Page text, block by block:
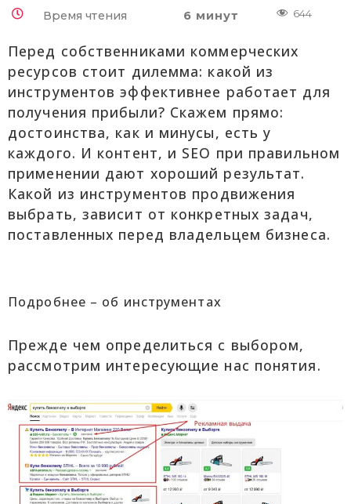
Время чтения 6 минут 644
Перед собственниками коммерческих
ресурсов стоит дилемма: какой из
инструментов эффективнее работает для
получения прибыли? Скажем прямо:
достоинства, как и минусы, есть у
каждого. И контент, и SEO при правильном
применении дают хороший результат.
Какой из инструментов продвижения
выбрать, зависит от конкретных задач,
поставленных перед владельцем бизнеса.
Подробнее – об инструментах
Прежде чем определиться с выбором,
рассмотрим интересующие нас понятия.